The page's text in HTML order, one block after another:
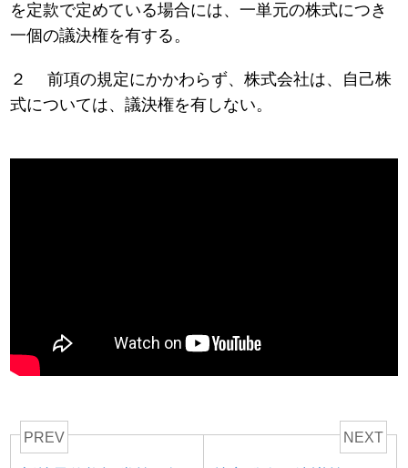
を定款で定めている場合には、一単元の株式につき
一個の議決権を有する。
２ 前項の規定にかかわらず、株式会社は、自己株
式については、議決権を有しない。
PREV NEXT